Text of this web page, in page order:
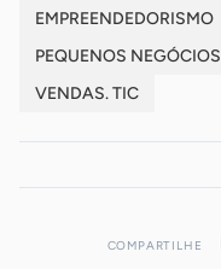
EMPREENDEDORISMO
PEQUENOS NEGÓCIOS
VENDAS. TIC
COMPARTILHE